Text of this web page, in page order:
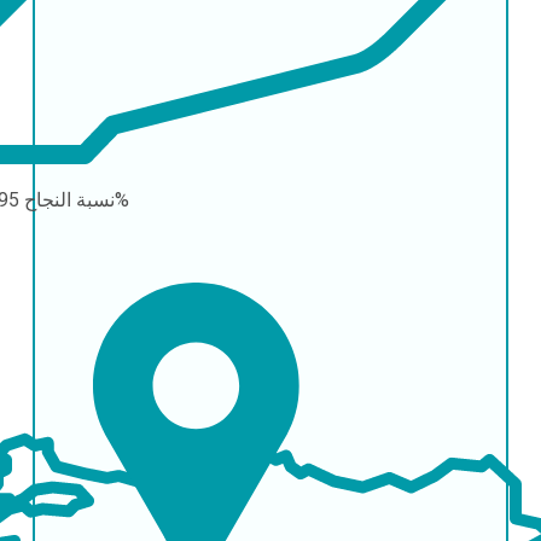
نسبة النجاح95-99%